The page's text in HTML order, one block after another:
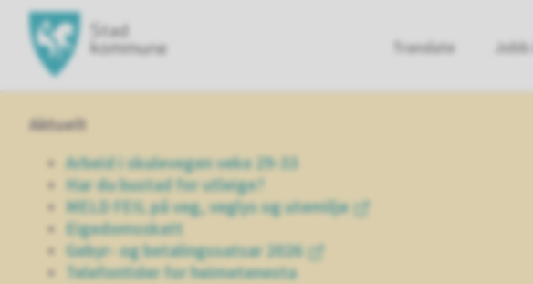
Hovedportal Translate
Aktuelt
Arbeid i skulevegen veke 29-33
Har du bustad for utleige?
MELD FEIL på veg, veglys og utemiljø
Eigedomsskatt
Gebyr- og betalingssatsar 2026
Telefontider for heimetenesta